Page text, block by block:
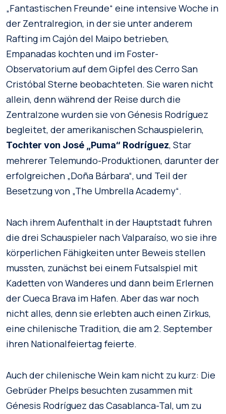
„Fantastischen Freunde“ eine intensive Woche in
der Zentralregion, in der sie unter anderem
Rafting im Cajón del Maipo betrieben,
Empanadas kochten und im Foster-
Observatorium auf dem Gipfel des Cerro San
Cristóbal Sterne beobachteten. Sie waren nicht
allein, denn während der Reise durch die
Zentralzone wurden sie von Génesis Rodríguez
begleitet, der amerikanischen Schauspielerin,
Tochter von José „Puma“ Rodríguez, Star
mehrerer Telemundo-Produktionen, darunter der
erfolgreichen „Doña Bárbara“, und Teil der
Besetzung von „The Umbrella Academy“.
Nach ihrem Aufenthalt in der Hauptstadt fuhren
die drei Schauspieler nach Valparaíso, wo sie ihre
körperlichen Fähigkeiten unter Beweis stellen
mussten, zunächst bei einem Futsalspiel mit
Kadetten von Wanderes und dann beim Erlernen
der Cueca Brava im Hafen. Aber das war noch
nicht alles, denn sie erlebten auch einen Zirkus,
eine chilenische Tradition, die am 2. September
ihren Nationalfeiertag feierte.
Auch der chilenische Wein kam nicht zu kurz: Die
Gebrüder Phelps besuchten zusammen mit
Génesis Rodríguez das Casablanca-Tal, um zu